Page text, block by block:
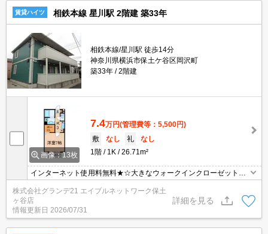
賃貸ハイツ 相鉄本線 星川駅 2階建 築33年
相鉄本線/星川駅 徒歩14分
神奈川県横浜市保土ケ谷区岡沢町
築33年
2階建
画像：13枚
7.4万円(管理費等：5,500円)
敷
なし 礼
なし
1階
1K 26.71m²
インターネット使用料無料★☆大きなウォークインクローゼットが
魅力的！独立洗面台、温水洗浄便座、TVモニターホン付き！居室、
キッチン部分ともにゆとりある広さです♪
株式会社グランデ21 エイブルネットワーク保土
ヶ谷店
情報更新日 2026/07/31
詳細を見る